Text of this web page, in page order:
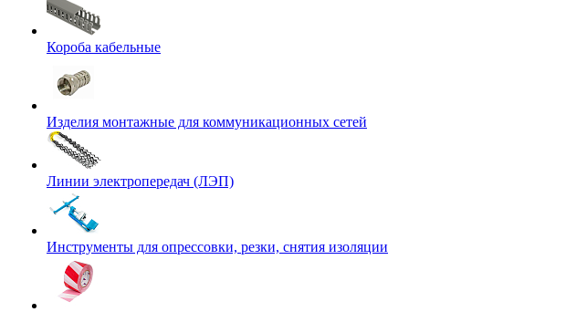
Короба кабельные
Изделия монтажные для коммуникационных сетей
Линии электропередач (ЛЭП)
Инструменты для опрессовки, резки, снятия изоляции